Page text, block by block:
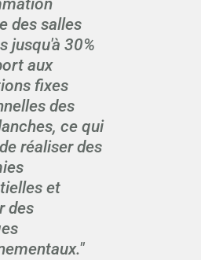
des salles
jusqu'à 30%
aux
fixes
des
ce qui
réaliser des
et
des